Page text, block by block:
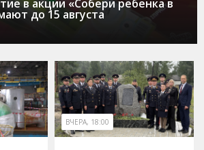
в акции «Собери ребенка в
до 15 августа
ВЧЕРА, 18:00